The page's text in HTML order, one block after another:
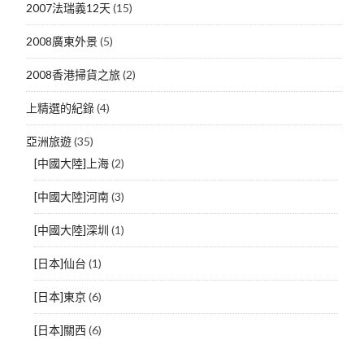
2007法瑞義12天(15)
2008廣東外景(5)
2008香港掃貨之旅(2)
上精選的紀錄(4)
亞洲旅遊(35)
[中國大陸]上海(2)
[中國大陸]河南(3)
[中國大陸]深圳 (1)
[日本]仙台 (1)
[日本]東京(6)
[日本]關西(6)